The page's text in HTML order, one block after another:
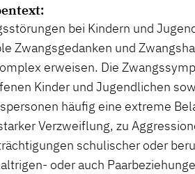
bei Kindern und
Zwangsgedanken und
erweisen. Die
Kinder und Jugendlichen
häufig eine extreme
Verzweiflung, zu
schulischer oder
oder auch